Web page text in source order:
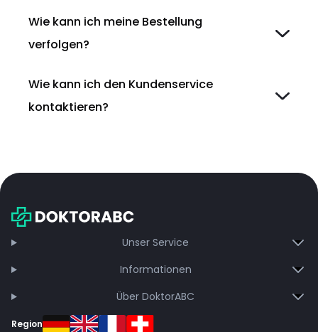
Wie kann ich meine Bestellung
verfolgen?
Wie kann ich den Kundenservice
kontaktieren?
Unser Service
Informationen
Über DoktorABC
Region